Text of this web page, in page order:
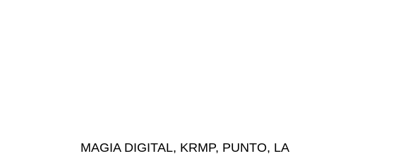
MAGIA DIGITAL, KRMP, PUNTO, LA